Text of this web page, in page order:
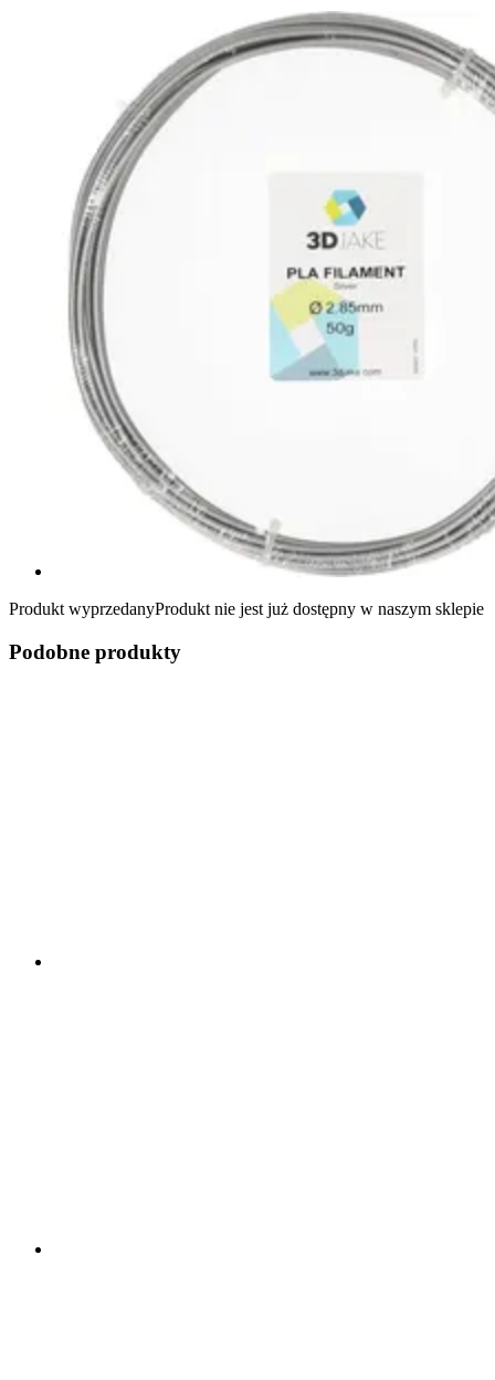
Produkt wyprzedanyProdukt nie jest już dostępny w naszym sklepie
Podobne produkty